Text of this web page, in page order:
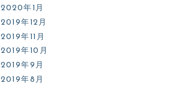
2020年1月
2019年12月
2019年11月
2019年10月
2019年9月
2019年8月